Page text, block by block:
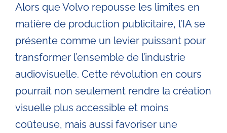
Alors que Volvo repousse les limites en
matière de production publicitaire, l’IA se
présente comme un levier puissant pour
transformer l’ensemble de l’industrie
audiovisuelle. Cette révolution en cours
pourrait non seulement rendre la création
visuelle plus accessible et moins
coûteuse, mais aussi favoriser une